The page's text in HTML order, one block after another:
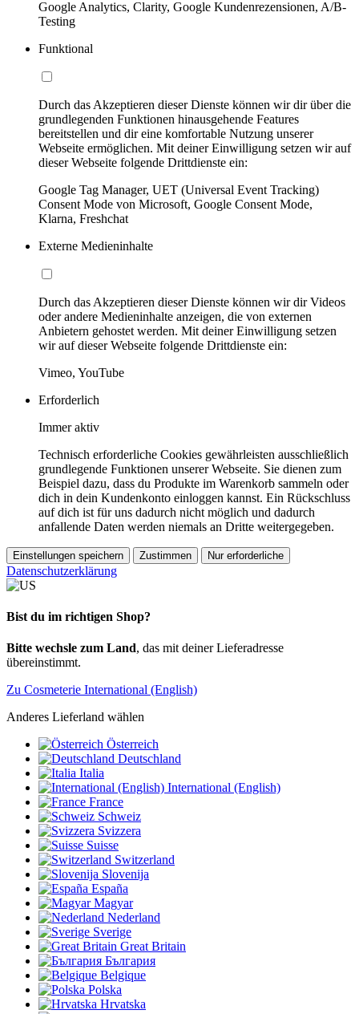
Google Analytics, Clarity, Google Kundenrezensionen, A/B-
Testing
Funktional
Durch das Akzeptieren dieser Dienste können wir dir über die
grundlegenden Funktionen hinausgehende Features
bereitstellen und dir eine komfortable Nutzung unserer
Webseite ermöglichen. Mit deiner Einwilligung setzen wir auf
dieser Webseite folgende Drittdienste ein:
Google Tag Manager, UET (Universal Event Tracking)
Consent Mode von Microsoft, Google Consent Mode,
Klarna, Freshchat
Externe Medieninhalte
Durch das Akzeptieren dieser Dienste können wir dir Videos
oder andere Medieninhalte anzeigen, die von externen
Anbietern gehostet werden. Mit deiner Einwilligung setzen
wir auf dieser Webseite folgende Drittdienste ein:
Vimeo, YouTube
Erforderlich
Immer aktiv
Technisch erforderliche Cookies gewährleisten ausschließlich
grundlegende Funktionen unserer Webseite. Sie dienen zum
Beispiel dazu, dass du Produkte im Warenkorb sammeln oder
dich in dein Kundenkonto einloggen kannst. Ein Rückschluss
auf dich ist für uns dadurch nicht möglich und dadurch
anfallende Daten werden niemals an Dritte weitergegeben.
Einstellungen speichern Zustimmen Nur erforderliche
Datenschutzerklärung
Bist du im richtigen Shop?
Bitte wechsle zum Land, das mit deiner Lieferadresse
übereinstimmt.
Zu Cosmeterie International (English)
Anderes Lieferland wählen
Österreich
Deutschland
Italia
International (English)
France
Schweiz
Svizzera
Suisse
Switzerland
Slovenija
España
Magyar
Nederland
Sverige
Great Britain
България
Belgique
Polska
Hrvatska